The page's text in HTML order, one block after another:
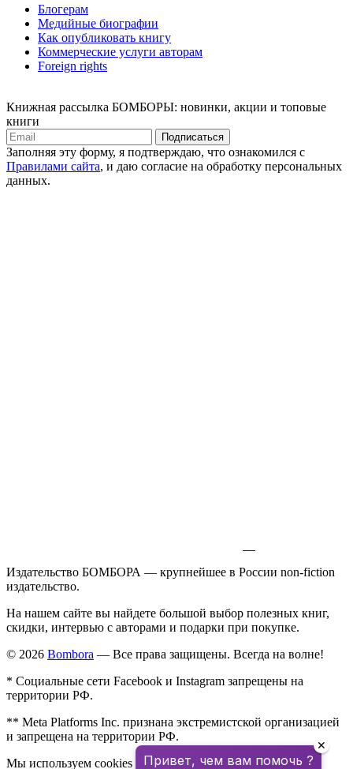
Блогерам
Медийные биографии
Как опубликовать книгу
Коммерческие услуги авторам
Foreign rights
Книжная рассылка БОМБОРЫ: новинки, акции и топовые
книги
Подписаться
Заполняя эту форму, я подтверждаю, что ознакомился с
Правилами сайта, и даю согласие на обработку персональных
данных.
Издательство БОМБОРА — крупнейшее в России non-fiction
издательство.
На нашем сайте вы найдете большой выбор полезных книг,
скидки, интервью с авторами и подарки при покупке.
© 2026 Bombora — Все права защищены. Всегда на волне!
* Социальные сети Facebook и Instagram запрещены на
территории РФ.
** Meta Platforms Inc. признана экстремистской организацией
и запрещена на территории РФ.
Мы используем cookies для улучшения работы сайта.
Привет, чем вам помочь ?
✕